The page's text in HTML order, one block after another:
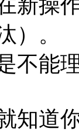
）。
不能
知道